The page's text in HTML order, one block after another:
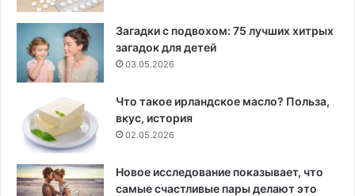
Загадки с подвохом: 75 лучших хитрых
загадок для детей
03.05.2026
Что такое ирландское масло? Польза,
вкус, история
02.05.2026
Новое исследование показывает, что
самые счастливые пары делают это